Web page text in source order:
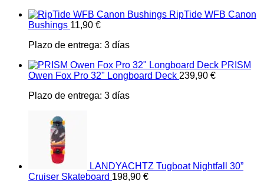
RipTide WFB Canon
Bushings 11,90 €
Plazo de entrega: 3 días
PRISM
Owen Fox Pro 32" Longboard Deck 239,90 €
Plazo de entrega: 3 días
LANDYACHTZ Tugboat Nightfall 30”
Cruiser Skateboard 198,90 €